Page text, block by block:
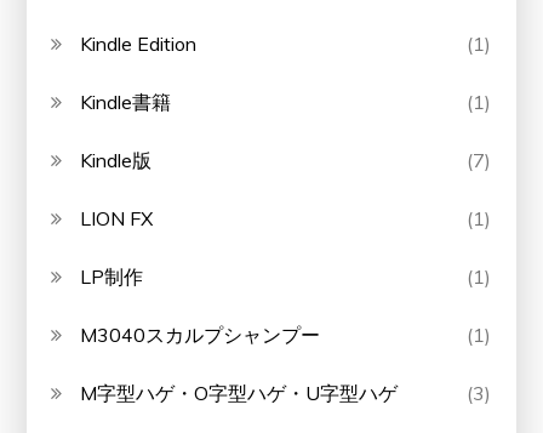
Kindle Edition (1)
Kindle書籍 (1)
Kindle版 (7)
LION FX (1)
LP制作 (1)
M3040スカルプシャンプー (1)
M字型ハゲ・O字型ハゲ・U字型ハゲ (3)